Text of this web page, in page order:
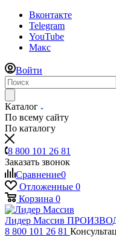
Вконтакте
Telegram
YouTube
Макс
Войти
Каталог
По всему сайту
По каталогу
8 800 101 26 81
Заказать звонок
Сравнение0
Отложенные 0
Корзина 0
Лидер Массив
8 800 101 26 81